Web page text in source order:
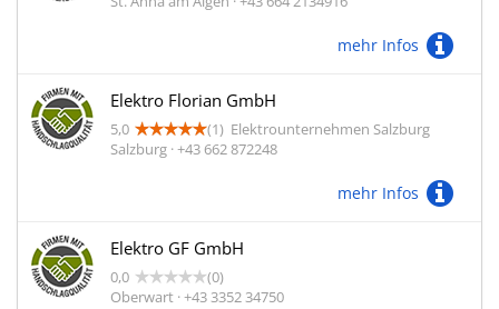
mehr Infos
Elektro Florian GmbH
5,0 (1) Elektrounternehmen Salzburg
Salzburg · +43 662 872248
mehr Infos
Elektro GF GmbH
0,0
(0)
Oberwart · +43 3352 34750